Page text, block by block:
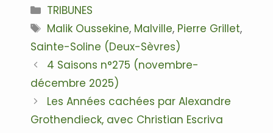
Catégories
TRIBUNES
Étiquettes
Malik Oussekine, Malville, Pierre Grillet,
Sainte-Soline (Deux-Sèvres)
Navigation
des
4 Saisons n°275 (novembre-
décembre 2025)
Les Années cachées par Alexandre
Grothendieck, avec Christian Escriva